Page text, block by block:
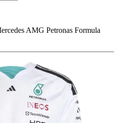
AMG Petronas Formula